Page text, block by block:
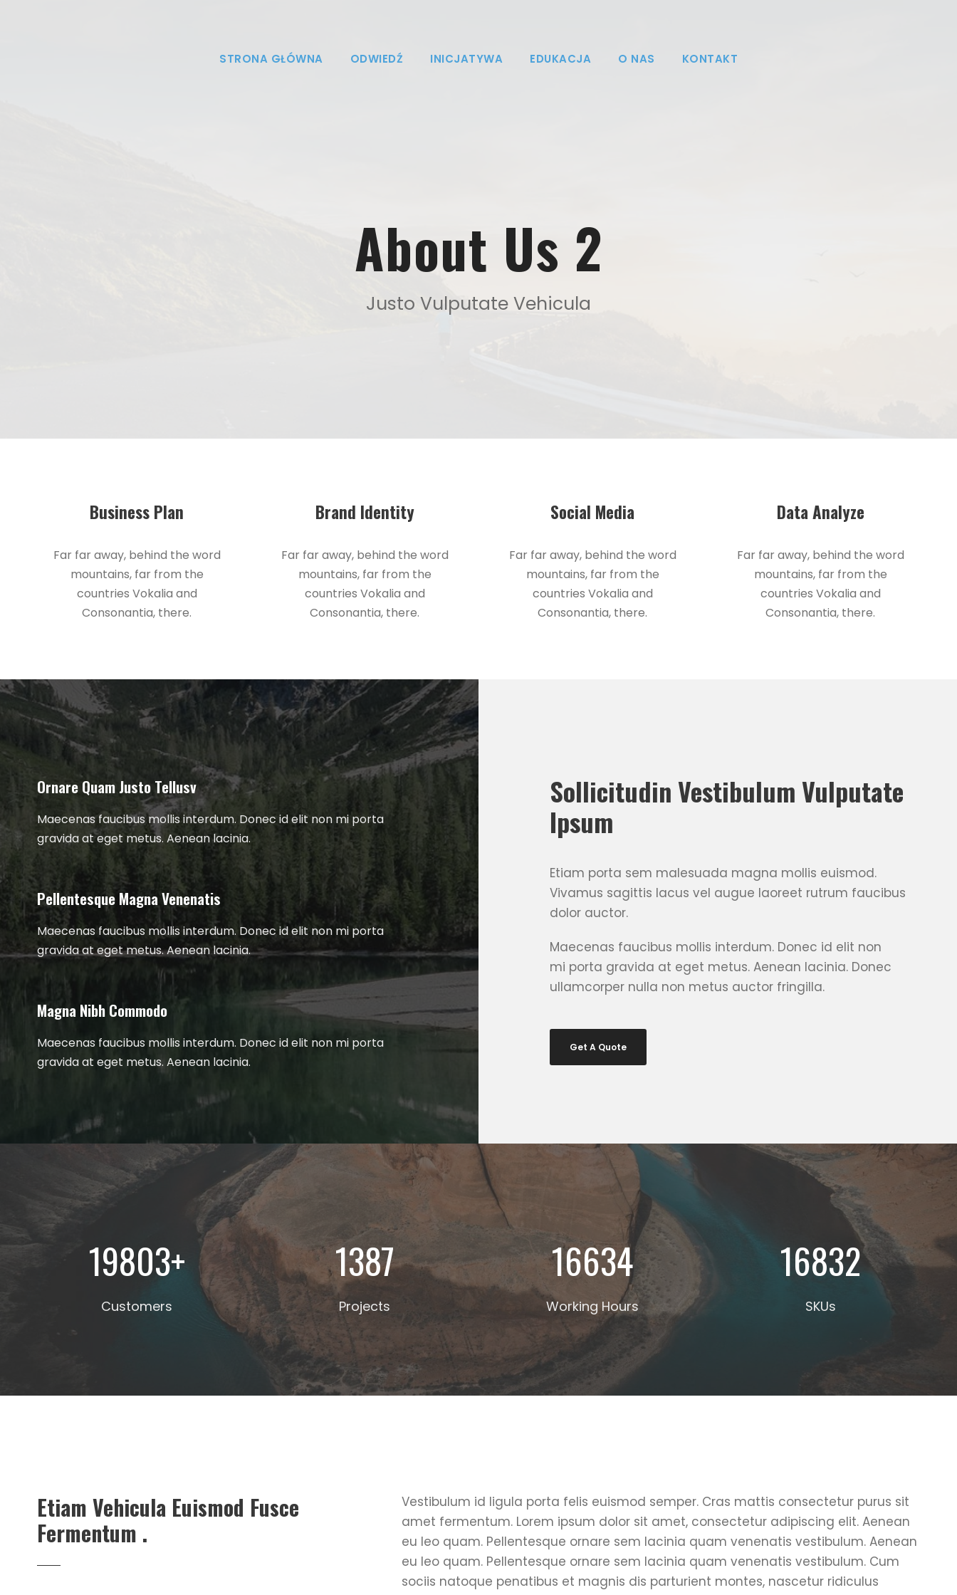
STRONA GŁÓWNA ODWIEDŹ INICJATYWA EDUKACJA O NAS KONTAKT
About Us 2
Justo Vulputate Vehicula
Business Plan
Far far away, behind the word
mountains, far from the
countries Vokalia and
Consonantia, there.
Brand Identity
Far far away, behind the word
mountains, far from the
countries Vokalia and
Consonantia, there.
Social Media
Far far away, behind the word
mountains, far from the
countries Vokalia and
Consonantia, there.
Data Analyze
Far far away, behind the word
mountains, far from the
countries Vokalia and
Consonantia, there.
Ornare Quam Justo Tellusv
Maecenas faucibus mollis interdum. Donec id elit non mi porta
gravida at eget metus. Aenean lacinia.
Pellentesque Magna Venenatis
Maecenas faucibus mollis interdum. Donec id elit non mi porta
gravida at eget metus. Aenean lacinia.
Magna Nibh Commodo
Maecenas faucibus mollis interdum. Donec id elit non mi porta
gravida at eget metus. Aenean lacinia.
Sollicitudin Vestibulum Vulputate
Ipsum
Etiam porta sem malesuada magna mollis euismod.
Vivamus sagittis lacus vel augue laoreet rutrum faucibus
dolor auctor.
Maecenas faucibus mollis interdum. Donec id elit non
mi porta gravida at eget metus. Aenean lacinia. Donec
ullamcorper nulla non metus auctor fringilla.
Get A Quote
20000+
Customers
1400
Projects
16800
Working Hours
17000
SKUs
Etiam Vehicula Euismod Fusce
Fermentum .
Vestibulum id ligula porta felis euismod semper. Cras mattis consectetur purus sit
amet fermentum. Lorem ipsum dolor sit amet, consectetur adipiscing elit. Aenean
eu leo quam. Pellentesque ornare sem lacinia quam venenatis vestibulum. Aenean
eu leo quam. Pellentesque ornare sem lacinia quam venenatis vestibulum. Cum
sociis natoque penatibus et magnis dis parturient montes, nascetur ridiculus